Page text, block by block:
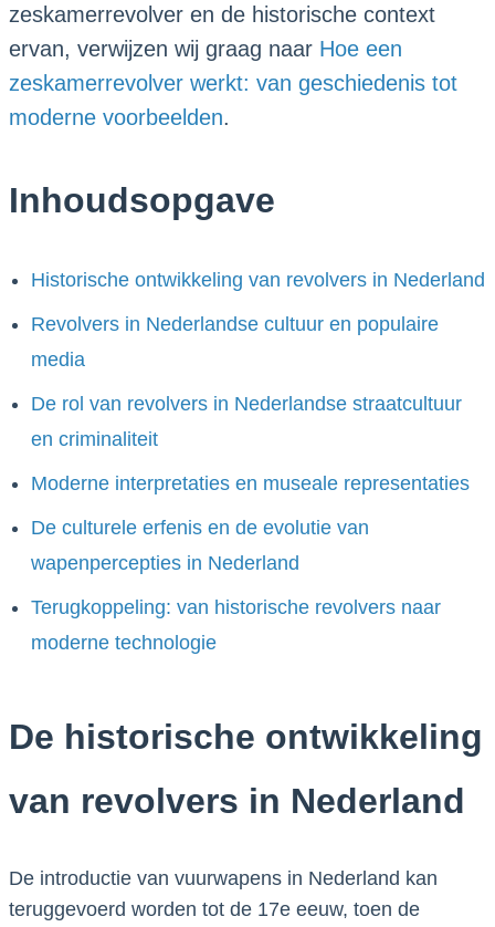
zeskamerrevolver en de historische context
ervan, verwijzen wij graag naar Hoe een
zeskamerrevolver werkt: van geschiedenis tot
moderne voorbeelden.
Inhoudsopgave
Historische ontwikkeling van revolvers in Nederland
Revolvers in Nederlandse cultuur en populaire
media
De rol van revolvers in Nederlandse straatcultuur
en criminaliteit
Moderne interpretaties en museale representaties
De culturele erfenis en de evolutie van
wapenpercepties in Nederland
Terugkoppeling: van historische revolvers naar
moderne technologie
De historische ontwikkeling
van revolvers in Nederland
De introductie van vuurwapens in Nederland kan
teruggevoerd worden tot de 17e eeuw, toen de